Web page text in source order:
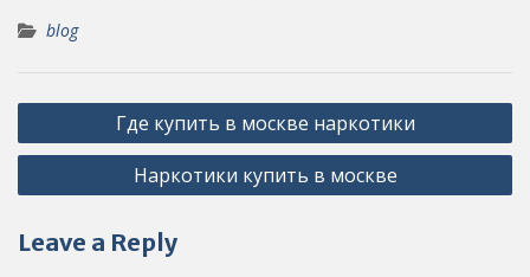
blog
Post
navigation
Где купить в москве наркотики
Наркотики купить в москве
Leave a Reply